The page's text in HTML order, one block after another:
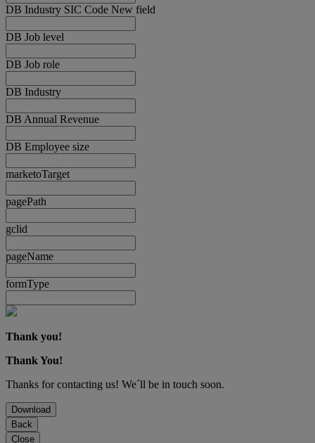
DB Industry SIC Code New field
DB Job level
DB Job role
DB Industry
DB Annual Revenue
DB Employee size
marketoTarget
pagePath
gclid
pageName
formType
Thank you!
Thank You!
Thanks for contacting us! We´ll be in touch soon.
Download
Back
Close